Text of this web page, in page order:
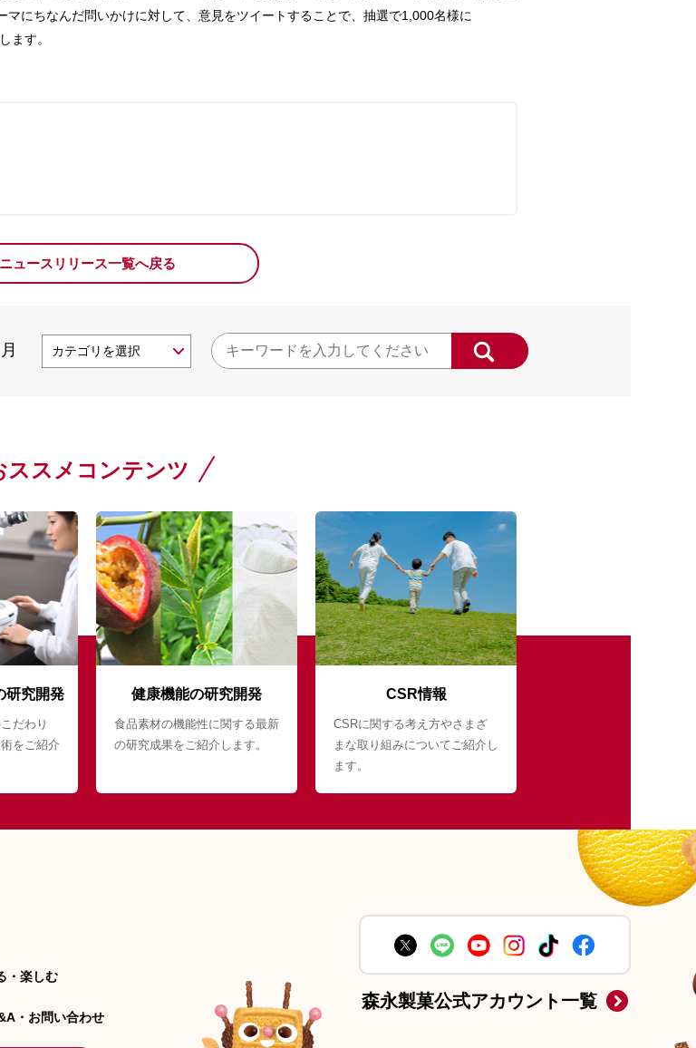
マにちなんだ問いかけに対して、意見をツイートすることで、抽選で1,000名様に
ます。
ニュースリリース一覧へ戻る
月
ススメコンテンツ
研究開発
だわり
をご紹介
健康機能の研究開発
食品素材の機能性に関する最新
の研究成果をご紹介します。
CSR情報
CSRに関する考え方やさまざ
まな取り組みについてご紹介し
ます。
・楽しむ
・お問い合わせ
森永製菓公式アカウント一覧